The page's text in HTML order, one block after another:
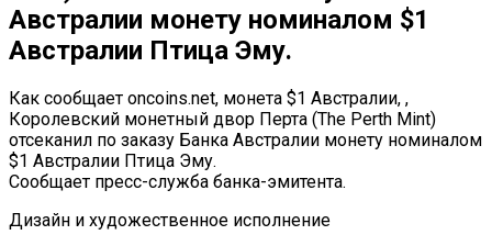
Австралии монету номиналом $1
Австралии Птица Эму.
Как сообщает oncoins.net, монета $1 Австралии, ,
Королевский монетный двор Перта (The Perth Mint)
отсеканил по заказу Банка Австралии монету номиналом
$1 Австралии Птица Эму.
Сообщает пресс-служба банка-эмитента.
Дизайн и художественное исполнение